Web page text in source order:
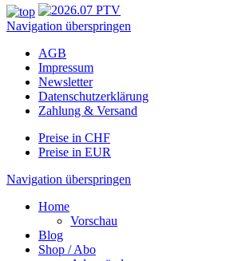
Navigation überspringen
AGB
Impressum
Newsletter
Datenschutzerklärung
Zahlung & Versand
Preise in CHF
Preise in EUR
Navigation überspringen
Home
Vorschau
Blog
Shop / Abo